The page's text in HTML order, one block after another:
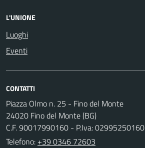
L'UNIONE
Luoghi
Eventi
CONTATTI
Piazza Olmo n. 25 - Fino del Monte
24020 Fino del Monte (BG)
C.F. 90017990160 - P.Iva: 02995250160
Telefono: +39 0346 72603